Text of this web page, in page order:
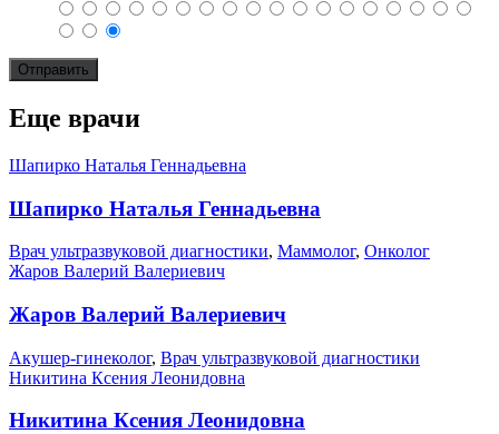
Еще врачи
Шапирко Наталья Геннадьевна
Шапирко Наталья Геннадьевна
Врач ультразвуковой диагностики, Маммолог, Онколог
Жаров Валерий Валериевич
Жаров Валерий Валериевич
Акушер-гинеколог, Врач ультразвуковой диагностики
Никитина Ксения Леонидовна
Никитина Ксения Леонидовна